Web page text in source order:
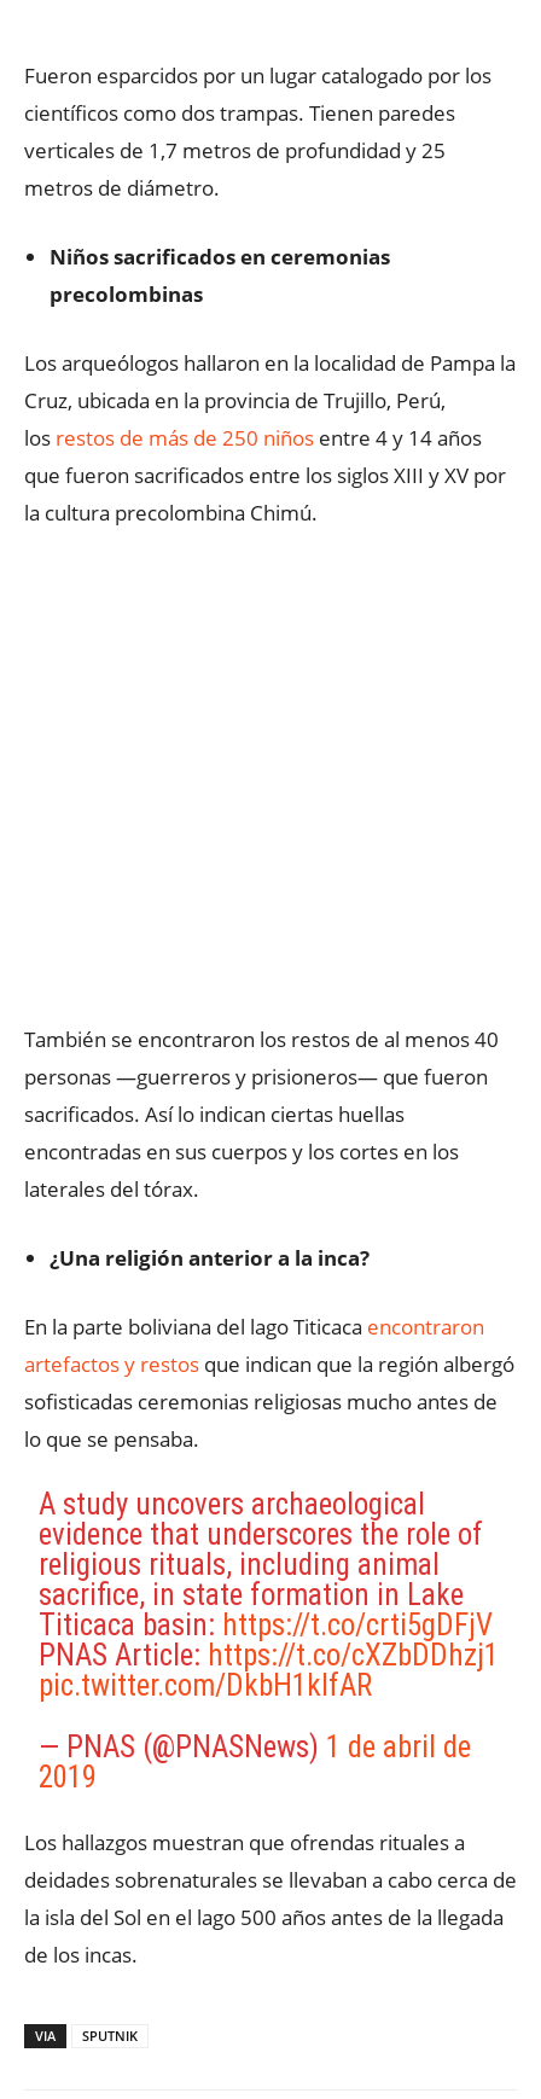
Fueron esparcidos por un lugar catalogado por los
científicos como dos trampas. Tienen paredes
verticales de 1,7 metros de profundidad y 25
metros de diámetro.
Niños sacrificados en ceremonias
precolombinas
Los arqueólogos hallaron en la localidad de Pampa la
Cruz, ubicada en la provincia de Trujillo, Perú,
los restos de más de 250 niños entre 4 y 14 años
que fueron sacrificados entre los siglos XIII y XV por
la cultura precolombina Chimú.
También se encontraron los restos de al menos 40
personas —guerreros y prisioneros— que fueron
sacrificados. Así lo indican ciertas huellas
encontradas en sus cuerpos y los cortes en los
laterales del tórax.
¿Una religión anterior a la inca?
En la parte boliviana del lago Titicaca encontraron
artefactos y restos que indican que la región albergó
sofisticadas ceremonias religiosas mucho antes de
lo que se pensaba.
A study uncovers archaeological
evidence that underscores the role of
religious rituals, including animal
sacrifice, in state formation in Lake
Titicaca basin: https://t.co/crti5gDFjV
PNAS Article: https://t.co/cXZbDDhzj1
pic.twitter.com/DkbH1kIfAR
— PNAS (@PNASNews) 1 de abril de
2019
​Los hallazgos muestran que ofrendas rituales a
deidades sobrenaturales se llevaban a cabo cerca de
la isla del Sol en el lago 500 años antes de la llegada
de los incas.
VIA SPUTNIK